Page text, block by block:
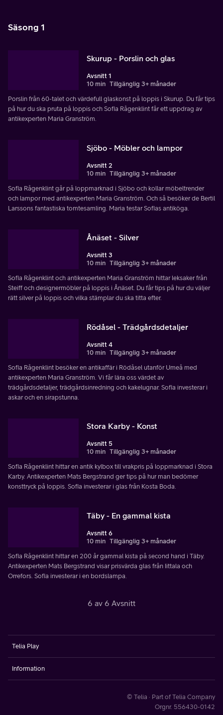
Säsong 1
Skurup - Porslin och glas
Avsnitt 1
10 min Tillgänglig 3+ månader
Porslin från 60-talet och värdefull glaskonst på loppis i Skurup. Du får tips
på hur du ska pruta på loppis och Sofia Rågenklint får ett uppdrag av
antikexperten Maria Granström.
Sjöbo - Möbler och lampor
Avsnitt 2
10 min Tillgänglig 3+ månader
Sofia Rågenklint går på loppmarknad i Sjöbo och kollar möbeltrender
och lampor med antikexperten Maria Granström. Och så besöker de Bertil
Larssons fantastiska tomtesamling. Maria testar Sofias antiköga.
Ånäset - Silver
Avsnitt 3
10 min Tillgänglig 3+ månader
Sofia Rågenklint och antikexperten Maria Granström hittar leksaker från
Steiff och designermöbler på loppis i Ånäset. Du får tips på hur du väljer
rätt silver på loppis och vilka stämplar du ska titta efter.
Rödåsel - Trädgårdsdetaljer
Avsnitt 4
10 min Tillgänglig 3+ månader
Sofia Rågenklint besöker en antikaffär i Rödåsel utanför Umeå med
antikexperten Maria Granström. Vi får lära oss värdet av
trädgårdsdetaljer, trädgårdsinredning och kakelugnar. Sofia investerar i
askar och en sirapstunna.
Stora Karby - Konst
Avsnitt 5
10 min Tillgänglig 3+ månader
Sofia Rågenklint hittar en antik kylbox till vrakpris på loppmarknad i Stora
Karby. Antikexperten Mats Bergstrand ger tips på hur man bedömer
konsttryck på loppis. Sofia investerar i glas från Kosta Boda.
Täby - En gammal kista
Avsnitt 6
10 min Tillgänglig 3+ månader
Sofia Rågenklint hittar en 200 år gammal kista på second hand i Täby.
Antikexperten Mats Bergstrand visar prisvärda glas från Iittala och
Orrefors. Sofia investerar i en bordslampa.
6 av 6 Avsnitt
Telia Play
Information
© Telia · Part of Telia Company
Orgnr. 556430-0142